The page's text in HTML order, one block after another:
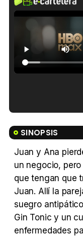
SINOPSIS
Juan y Ana
un negocio,
que tengan que
Juan. Allí la
suegro
Gin Tonic y un
enfermedades